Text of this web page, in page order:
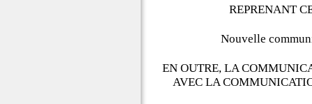
REPRENANT
Nouvelle
EN OUTRE, LA
AVEC LA